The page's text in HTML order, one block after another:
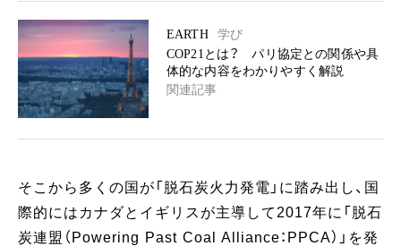
EARTH
学び
COP21とは？ パリ協定との関係や具
体的な内容をわかりやすく解説
関連記事
そこから多くの国が「脱石炭火力発電」に踏み出し、国
際的にはカナダとイギリスが主導して2017年に「脱石
炭連盟（Powering Past Coal Alliance：PPCA）」を発